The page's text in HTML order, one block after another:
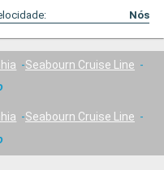
Nós
Seabourn Cruise Line
Seabourn Cruise Line